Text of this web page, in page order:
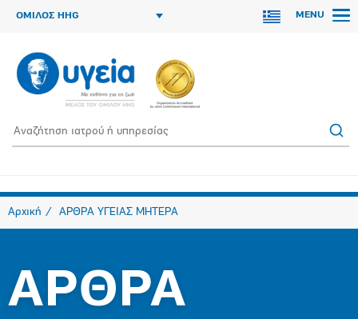
ΟΜΙΛΟΣ HHG MENU
Αρχική ΑΡΘΡΑ ΥΓΕΙΑΣ ΜΗΤΕΡΑ
ΑΡΘΡΑ